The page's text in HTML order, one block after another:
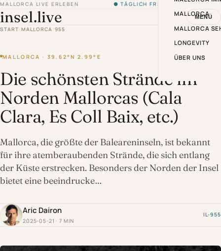
MALLORCA LIVE ERLEBEN ● TÄGLICH FRISCH VON DER INSEL
insel.live MENÜ
MALLORCA
MALLORCA
LONGEVITY
ÜBER UNS
START /MALLORCA /955
MALLORCA · 39.62°N 2.99°E
Die schönsten Strände im
Norden Mallorcas (Cala
Clara, Es Coll Baix, etc.)
Mallorca, die größte der Baleareninseln, ist bekannt
für ihre atemberaubenden Strände, die sich entlang
der Küste erstrecken. Besonders der Norden der Insel
bietet eine beeindrucke…
Aric Dairon
2025-05-21 · 7 MIN
IL-955